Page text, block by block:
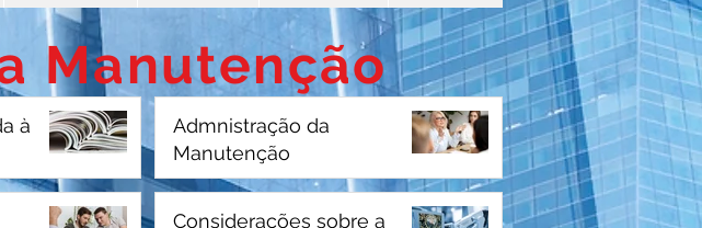
Manutenção
à
Admnistração da
Manutenção
Considerações sobre a